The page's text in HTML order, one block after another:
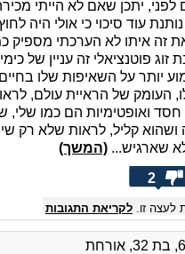
לפני, יתכן שאם לא הייתי
עוד סיכוי כי אולי היה
זה איתו לא הערכתי מספיק
פוטנציאלי זה עניין של
יותר על השאיפות שלו
העומק של הראיית עולם,
ואופטימיות הם כמו שלי,
ושהוא קליל, לראות שלא רק
שארגיש... (המשך)
2
לעצה זו. לקריאת התגובות